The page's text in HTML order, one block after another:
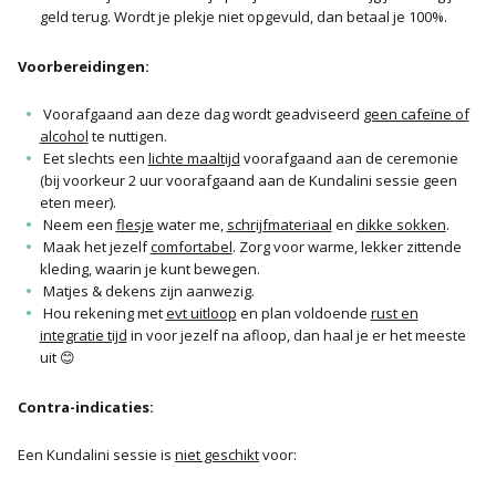
geld terug. Wordt je plekje niet opgevuld, dan betaal je 100%.
Voorbereidingen:
Voorafgaand aan deze dag wordt geadviseerd geen cafeïne of
alcohol te nuttigen.
Eet slechts een lichte maaltijd voorafgaand aan de ceremonie
(bij voorkeur 2 uur voorafgaand aan de Kundalini sessie geen
eten meer).
Neem een flesje water me, schrijfmateriaal en dikke sokken.
Maak het jezelfcomfortabel. Zorg voor warme, lekker zittende
kleding, waarin je kunt bewegen.
Matjes & dekens zijn aanwezig.
Hou rekening metevt uitloop en plan voldoende rust en
integratie tijd in voor jezelf na afloop, dan haal je er het meeste
uit 😊
Contra-indicaties:
Een Kundalini sessie is niet geschiktvoor: